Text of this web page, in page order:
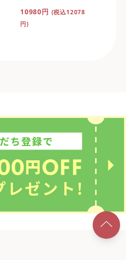
10980円 (税込12078
円)